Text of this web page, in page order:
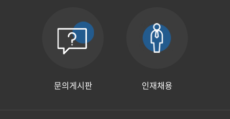
문의게시판 인재채용